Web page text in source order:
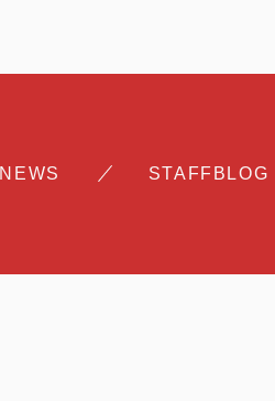
NEWS STAFFBLOG